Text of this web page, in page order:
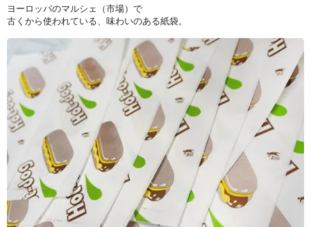
ヨーロッパのマルシェ（市場）で
古くから使われている、味わいのある紙袋。